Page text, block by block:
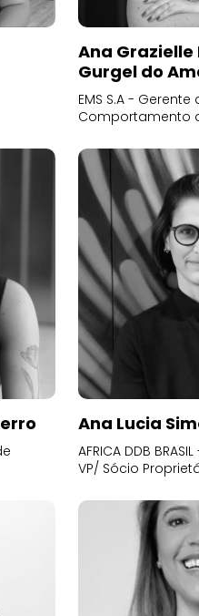
Ana
Gurgel do
EMS S.A -
Comportamento
Ana Lucia
AFRICA DDB
VP/ Sócio